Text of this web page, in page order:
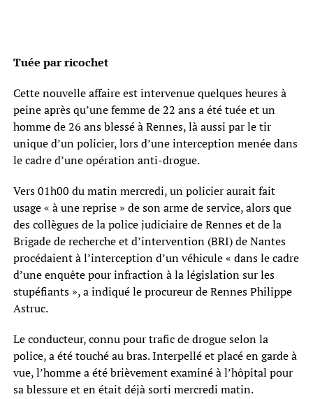
Tuée par ricochet
Cette nouvelle affaire est intervenue quelques heures à
peine après qu’une femme de 22 ans a été tuée et un
homme de 26 ans blessé à Rennes, là aussi par le tir
unique d’un policier, lors d’une interception menée dans
le cadre d’une opération anti-drogue.
Vers 01h00 du matin mercredi, un policier aurait fait
usage « à une reprise » de son arme de service, alors que
des collègues de la police judiciaire de Rennes et de la
Brigade de recherche et d’intervention (BRI) de Nantes
procédaient à l’interception d’un véhicule « dans le cadre
d’une enquête pour infraction à la législation sur les
stupéfiants », a indiqué le procureur de Rennes Philippe
Astruc.
Le conducteur, connu pour trafic de drogue selon la
police, a été touché au bras. Interpellé et placé en garde à
vue, l’homme a été brièvement examiné à l’hôpital pour
sa blessure et en était déjà sorti mercredi matin.